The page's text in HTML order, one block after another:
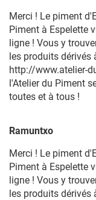
Merci ! Le piment
Piment à Espelette
ligne ! Vous y
les produits dérivés
http://www.atelier-
l'Atelier du Piment
toutes et à tous !
Ramuntxo
Merci ! Le piment
Piment à Espelette
ligne ! Vous y
les produits dérivés